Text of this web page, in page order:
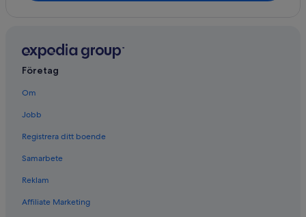
Företag
Om
Jobb
Registrera ditt boende
Samarbete
Reklam
Affiliate Marketing